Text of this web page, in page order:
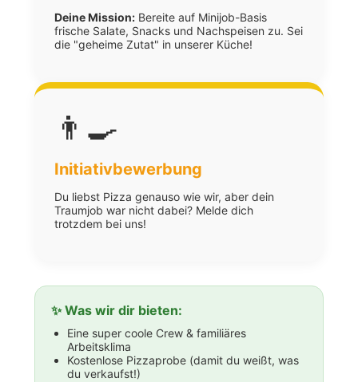
Deine Mission: Bereite auf Minijob-Basis
frische Salate, Snacks und Nachspeisen zu. Sei
die "geheime Zutat" in unserer Küche!
👨‍🍳
Initiativbewerbung
Du liebst Pizza genauso wie wir, aber dein
Traumjob war nicht dabei? Melde dich
trotzdem bei uns!
✨ Was wir dir bieten:
Eine super coole Crew & familiäres
Arbeitsklima
Kostenlose Pizzaprobe (damit du weißt, was
du verkaufst!)